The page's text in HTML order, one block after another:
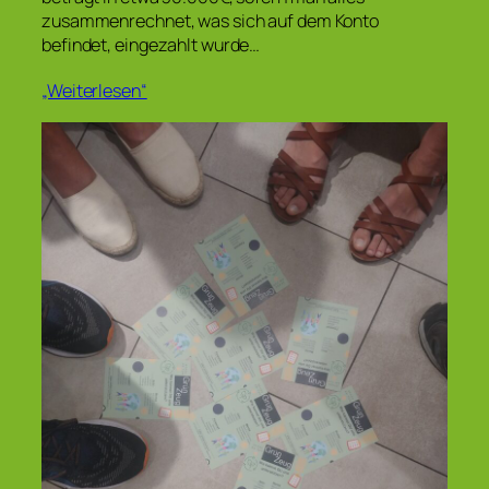
zusammenrechnet, was sich auf dem Konto
befindet, eingezahlt wurde…
„Weiterlesen“